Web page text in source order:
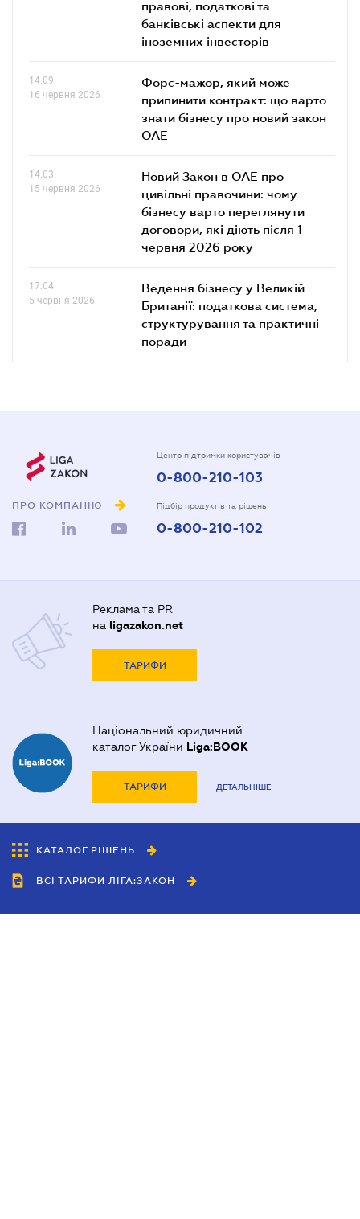
правові, податкові та
банківські аcпекти для
іноземних інвесторів
14.09
16 червня 2026
Форс-мажор, який може
припинити контракт: що варто
знати бізнесу про новий закон
ОАЕ
14.03
15 червня 2026
Новий Закон в ОАЕ про
цивільні правочини: чому
бізнесу варто переглянути
договори, які діють після 1
червня 2026 року
17.04
5 червня 2026
Ведення бізнесу у Великій
Британії: податкова система,
структурування та практичні
поради
ПРО КОМПАНІЮ
Центр підтримки користувачів
0-800-210-103
Підбір продуктів та рішень
0-800-210-102
Реклама та PR
на ligazakon.net
ТАРИФИ
Національний юридичний
каталог України Liga:BOOK
ТАРИФИ ДЕТАЛЬНІШЕ
КАТАЛОГ РІШЕНЬ
ВСІ ТАРИФИ ЛІГА:ЗАКОН